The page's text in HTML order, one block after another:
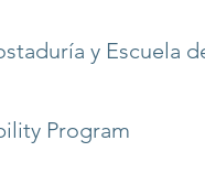
y Escuela
Program